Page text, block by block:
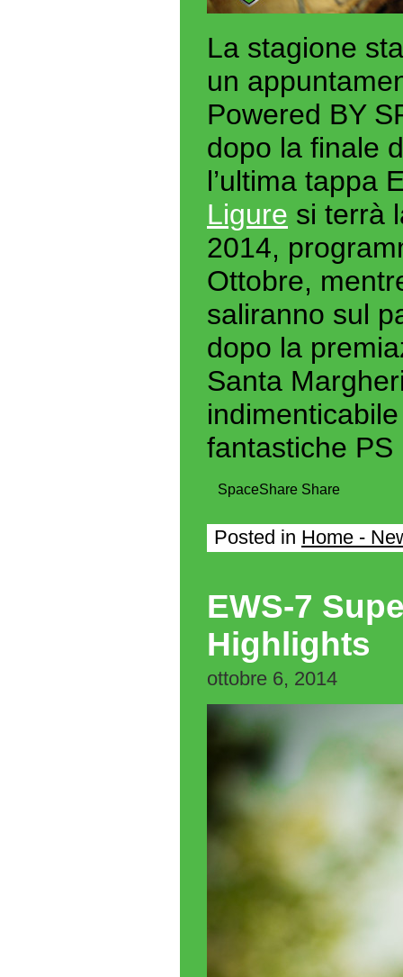
La stagione
un
Powered BY
dopo la finale
l’ultima tappa
Ligure si terrà
2014,
Ottobre,
saliranno sul
dopo la
Santa
fantastiche
SpaceShare Share
Posted in Home -
EWS-7
Highlights
ottobre 6, 2014